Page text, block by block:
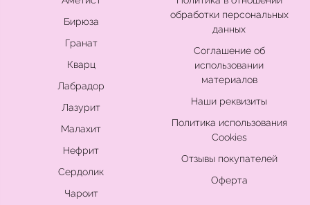
Бирюза
Гранат
Кварц
Лабрадор
Лазурит
Малахит
Нефрит
Сердолик
Чароит
обработки персональных
данных
Соглашение об
использовании
материалов
Наши реквизиты
Политика использования
Cookies
Отзывы покупателей
Оферта